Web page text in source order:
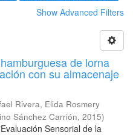
Show Advanced Filters
de lorna
con su almacenaje
Rivera, Elida Rosmery
Sánchez Carrión, 2015)
Sensorial de la